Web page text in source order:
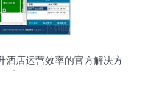
酒店运营效率的官方解决方